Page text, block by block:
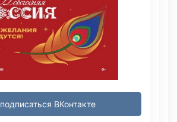
подписаться ВКонтакте